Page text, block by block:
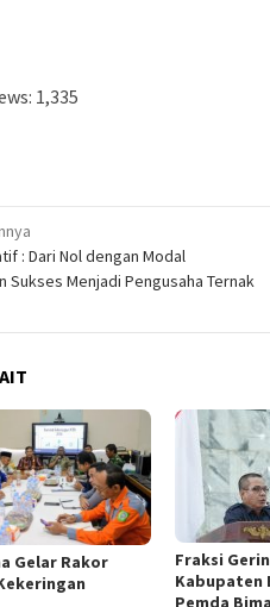
1,335
: Dari Nol dengan Modal
Sukses Menjadi Pengusaha Ternak
Gelar Rakor
Fraksi
Kabupaten
Pemda